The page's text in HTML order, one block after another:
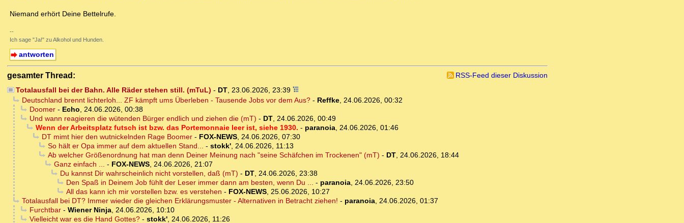
Niemand erhört Deine Bettelrufe.
--
Ich sage "Ja!" zu Alkohol und Hunden.
antworten
gesamter Thread:
RSS-Feed dieser Diskussion
Totalausfall bei der Bahn. Alle Räder stehen still. (mTuL) - DT, 23.06.2026, 23:39
Deutschland brennt lichterloh... ZF kämpft ums Überleben - Tausende Jobs vor dem Aus?- Reffke, 24.06.2026, 00:32
Doomer- Echo, 24.06.2026, 00:38
Und wann reagieren die wütenden Bürger endlich und ziehen die (mT) - DT, 24.06.2026, 00:49
Wenn der Arbeitsplatz futsch ist bzw. das Portemonnaie leer ist, siehe 1930. - paranoia, 24.06.2026, 01:46
DT mimt hier den wutnickelnden Rage Boomer- FOX-NEWS, 24.06.2026, 07:30
So hält er Opa immer auf dem aktuellen Stand... - stokk', 24.06.2026, 11:13
Ab welcher Größenordnung hat man denn Deiner Meinung nach "seine Schäfchen im Trockenen" (mT) - DT, 24.06.2026, 18:44
Ganz einfach ... - FOX-NEWS, 24.06.2026, 21:07
Du kannst Dir wahrscheinlich nicht vorstellen, daß (mT) - DT, 24.06.2026, 23:38
Den Spaß in Deinem Job fühlt der Leser immer dann am besten, wenn Du ... - paranoia, 24.06.2026, 23:50
All das kann ich mir vorstellen bzw. es verstehen - FOX-NEWS, 25.06.2026, 10:27
Totalausfall bei DT? Immer wieder die gleichen Erklärungsmuster - Alternativen in Betracht ziehen! - paranoia, 24.06.2026, 01:37
Furchtbar- Wiener Ninja, 24.06.2026, 10:10
Vielleicht war es die Hand Gottes?- stokk', 24.06.2026, 11:26